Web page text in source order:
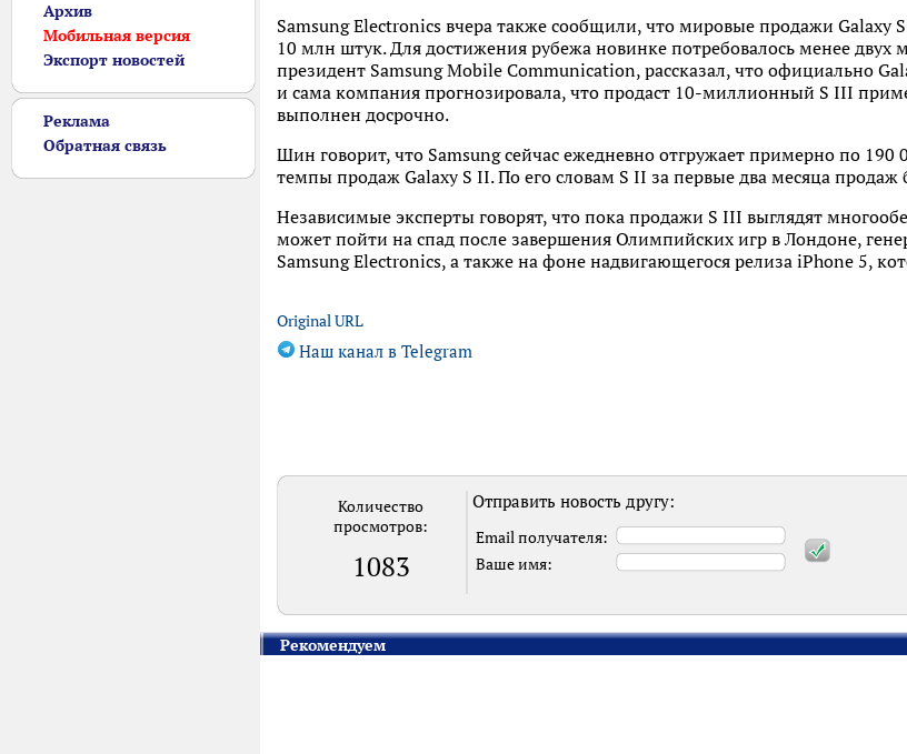
Архив
Мобильная версия
Экспорт новостей
Реклама
Обратная связь
Samsung Electronics вчера также сообщили, что мировые продажи Galaxy
10 млн штук. Для достижения рубежа новинке потребовалось менее
президент Samsung Mobile Communication, рассказал, что официально
и сама компания прогнозировала, что продаст 10-миллионный S III
выполнен досрочно.
Шин говорит, что Samsung сейчас ежедневно отгружает примерно по
темпы продаж Galaxy S II. По его словам S II за первые два месяца
Независимые эксперты говорят, что пока продажи S III выглядят
может пойти на спад после завершения Олимпийских игр в Лондоне,
Samsung Electronics, а также на фоне надвигающегося релиза iPhone 5,
Original URL
Наш канал в Telegram
Количество
просмотров:
1083
Отправить новость другу:
Email получателя:
Ваше имя:
Рекомендуем